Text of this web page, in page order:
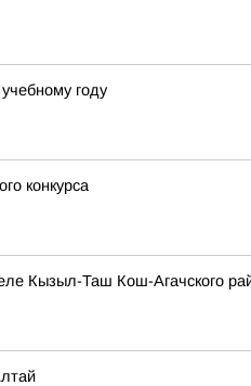
году
конкурса
Кызыл-Таш Кош-Агачского